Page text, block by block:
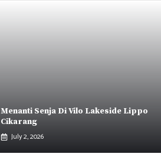
Menanti Senja Di Vilo Lakeside Lippo
Cikarang
July 2, 2026